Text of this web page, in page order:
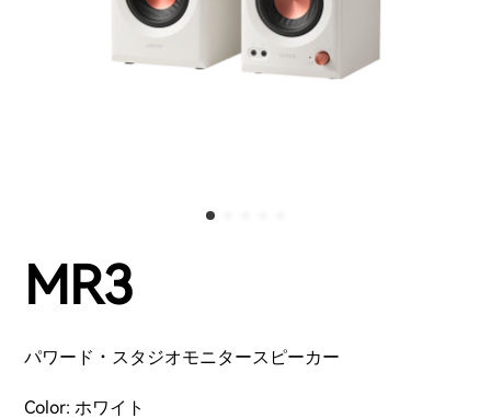
MR3
パワード・スタジオモニタースピーカー
Color: ホワイト